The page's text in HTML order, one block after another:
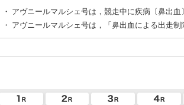
・ アヴニールマルシェ号は，競走中に疾病〔鼻出血
・ アヴニールマルシェ号は，「鼻出血による出走